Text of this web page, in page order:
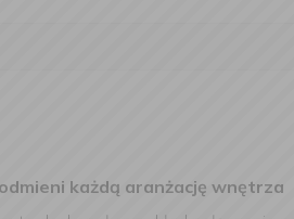
każdą aranżację wnętrza